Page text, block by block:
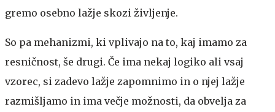
gremo osebno lažje skozi življenje.
So pa mehanizmi, ki vplivajo na to, kaj imamo za
resničnost, še drugi. Če ima nekaj logiko ali vsaj
vzorec, si zadevo lažje zapomnimo in o njej lažje
razmišljamo in ima večje možnosti, da obvelja za